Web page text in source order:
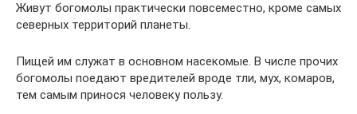
Живут богомолы практически повсеместно, кроме самых
северных территорий планеты.
Пищей им служат в основном насекомые. В числе прочих
богомолы поедают вредителей вроде тли, мух, комаров,
тем самым принося человеку пользу.